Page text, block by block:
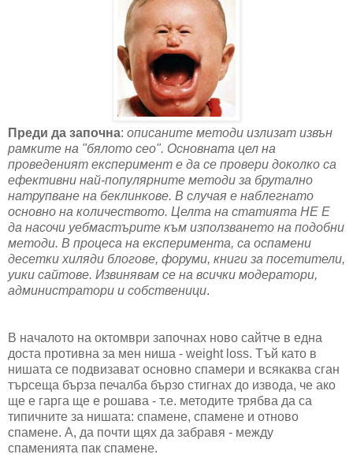
Преди да започна: описаните методи излизат извън
рамките на "бялото сео". Основната цел на
проведеният експеримент е да се провери доколко са
ефективни най-популярните методи за брутално
натрупване на беклинкове. В случая е наблегнато
основно на количеството. Целта на статията НЕ Е
да насочи уебмастърите към използването на подобни
методи. В процеса на експеримента, са оспамени
десетки хиляди блогове, форуми, книги за посетители,
уики сайтове. Извинявам се на всички модератори,
администратори и собственици.
В началото на октомври започнах ново сайтче в една
доста противна за мен ниша - weight loss. Тъй като в
нишата се подвизават основно спамери и всякаква сган
търсеща бърза печалба бързо стигнах до извода, че ако
ще е гарга ще е рошава - т.е. методите трябва да са
типичните за нишата: спамене, спамене и отново
спамене. А, да почти щях да забравя - между
спаменията пак спамене.